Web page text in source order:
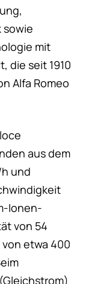
sowie
mit
die seit 1910
Alfa Romeo
aus dem
und
Ionen-
von 54
etwa 400